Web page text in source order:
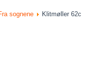
sognene Klitmøller 62c